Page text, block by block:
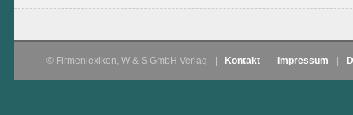
© Firmenlexikon, W & S GmbH Verlag Kontakt Impressum